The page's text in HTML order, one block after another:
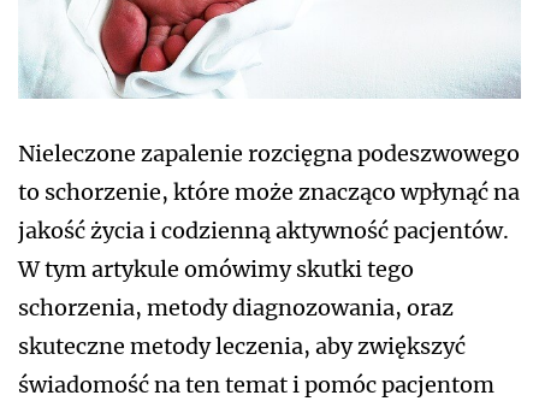
Nieleczone zapalenie rozcięgna podeszwowego
to schorzenie, które może znacząco wpłynąć na
jakość życia i codzienną aktywność pacjentów.
W tym artykule omówimy skutki tego
schorzenia, metody diagnozowania, oraz
skuteczne metody leczenia, aby zwiększyć
świadomość na ten temat i pomóc pacjentom